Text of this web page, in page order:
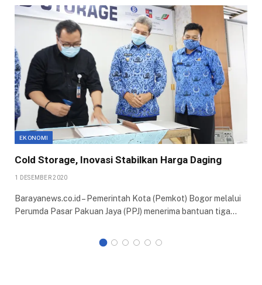
EKONOMI
Cold Storage, Inovasi Stabilkan Harga Daging
1 DESEMBER 2020
Barayanews.co.id – Pemerintah Kota (Pemkot) Bogor melalui
Perumda Pasar Pakuan Jaya (PPJ) menerima bantuan tiga…